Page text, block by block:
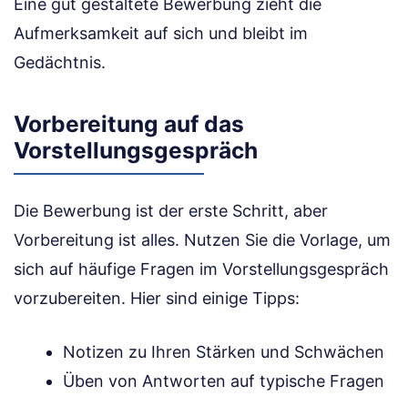
Eine gut gestaltete Bewerbung zieht die
Aufmerksamkeit auf sich und bleibt im
Gedächtnis.
Vorbereitung auf das
Vorstellungsgespräch
Die Bewerbung ist der erste Schritt, aber
Vorbereitung ist alles. Nutzen Sie die Vorlage, um
sich auf häufige Fragen im Vorstellungsgespräch
vorzubereiten. Hier sind einige Tipps:
Notizen zu Ihren Stärken und Schwächen
Üben von Antworten auf typische Fragen